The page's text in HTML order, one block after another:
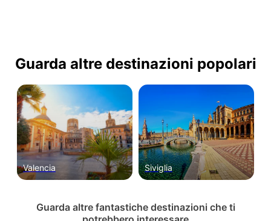
Guarda altre destinazioni popolari
Valencia Siviglia
Guarda altre fantastiche destinazioni che ti